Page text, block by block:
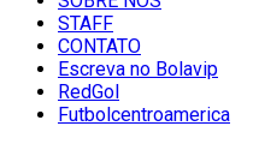
STAFF
CONTATO
Escreva no Bolavip
RedGol
Futbolcentroamerica